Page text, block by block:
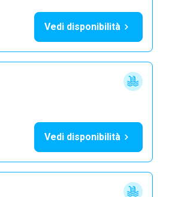
Vedi disponibilità
Vedi disponibilità